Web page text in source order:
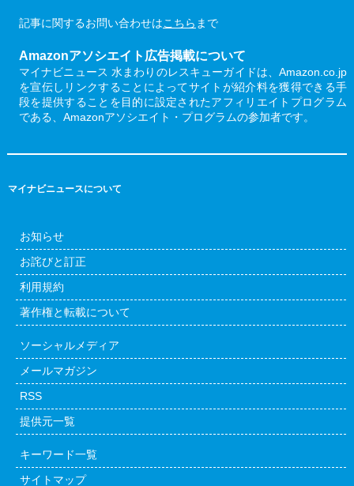
記事に関するお問い合わせはこちら まで
Amazonアソシエイト広告掲載について
マイナビニュース 水まわりのレスキューガイドは、Amazon.co.jp
を宣伝しリンクすることによってサイトが紹介料を獲得できる手
段を提供することを目的に設定されたアフィリエイトプログラム
である、Amazonアソシエイト・プログラムの参加者です。
マイナビニュースについて
お知らせ
お詫びと訂正
利用規約
著作権と転載について
ソーシャルメディア
メールマガジン
RSS
提供元一覧
キーワード一覧
サイトマップ